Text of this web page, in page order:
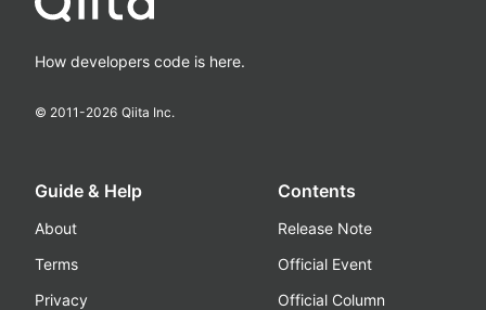
How developers code is here.
© 2011-2026 Qiita Inc.
Guide & Help
About
Terms
Privacy
Contents
Release Note
Official Event
Official Column